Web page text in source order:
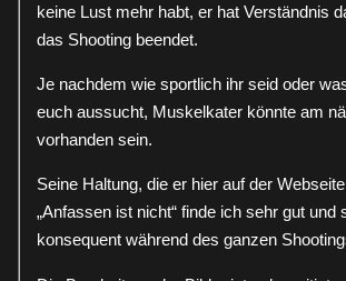
keine Lust mehr habt, er hat Verständnis
das Shooting beendet.
Je nachdem wie sportlich ihr seid oder
euch aussucht, Muskelkater könnte am
vorhanden sein.
Seine Haltung, die er hier auf der
„Anfassen ist nicht“ finde ich sehr gut und
konsequent während des ganzen